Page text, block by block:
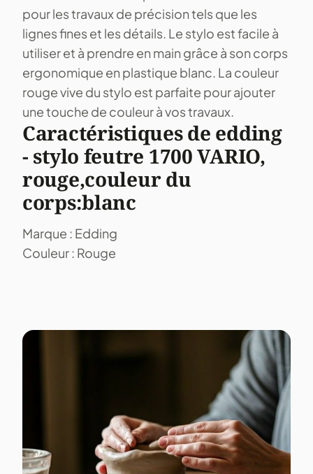
pour les travaux de précision tels que les
lignes fines et les détails. Le stylo est facile à
utiliser et à prendre en main grâce à son corps
ergonomique en plastique blanc. La couleur
rouge vive du stylo est parfaite pour ajouter
une touche de couleur à vos travaux.
Caractéristiques de edding
- stylo feutre 1700 VARIO,
rouge,couleur du
corps:blanc
Marque : Edding
Couleur : Rouge